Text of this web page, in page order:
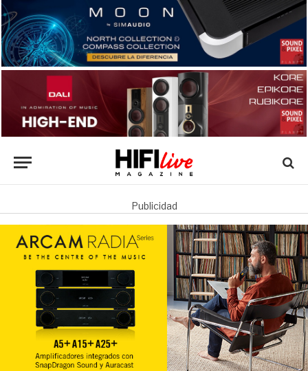
Publicidad